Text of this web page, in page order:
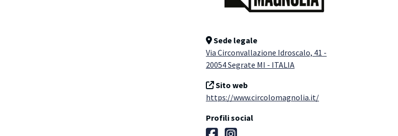
Sede legale
Via Circonvallazione Idroscalo, 41 -
20054 Segrate MI - ITALIA
Sito web
https://www.circolomagnolia.it/
Profili social